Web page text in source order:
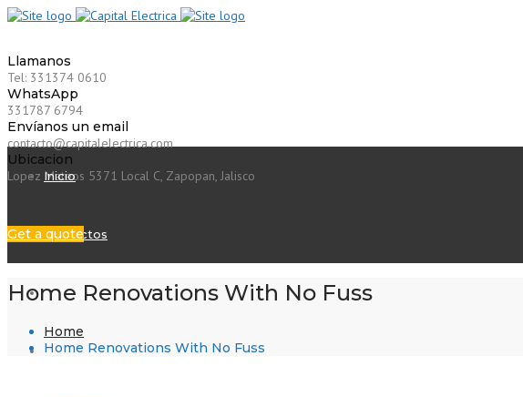
Llamanos
Tel: 331374 0610
WhatsApp
331787 6794
Envíanos un email
contacto@capitalelectrica.com
Ubicacion
Lopez Mateos 5371 Local C, Zapopan, Jalisco
Inicio
Proyectos
Catálogos
Tienda en Linea
Get a quote
Home Renovations With No Fuss
Home
Home Renovations With No Fuss